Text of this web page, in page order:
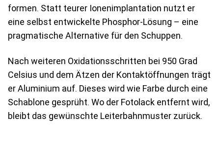
formen. Statt teurer Ionenimplantation nutzt er
eine selbst entwickelte Phosphor-Lösung – eine
pragmatische Alternative für den Schuppen.
Nach weiteren Oxidationsschritten bei 950 Grad
Celsius und dem Ätzen der Kontaktöffnungen trägt
er Aluminium auf. Dieses wird wie Farbe durch eine
Schablone gesprüht. Wo der Fotolack entfernt wird,
bleibt das gewünschte Leiterbahnmuster zurück.